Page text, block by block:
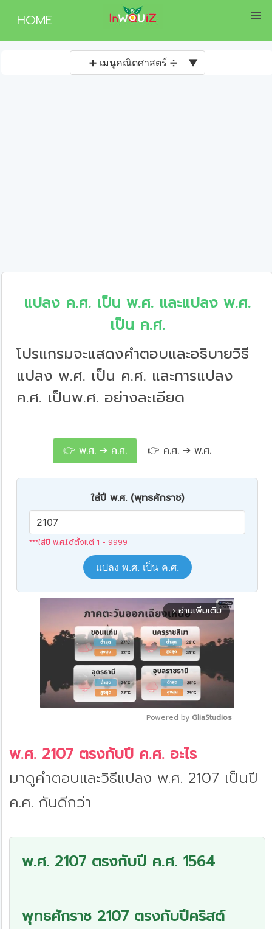
HOME
➕ เมนูคณิตศาสตร์ ➗ ▼
แปลง ค.ศ. เป็น พ.ศ. และแปลง พ.ศ.
เป็น ค.ศ.
โปรแกรมจะแสดงคำตอบและอธิบายวิธี
แปลง พ.ศ. เป็น ค.ศ. และการแปลง
ค.ศ. เป็นพ.ศ. อย่างละเอียด
👉 พ.ศ. ➔ ค.ศ. 👉 ค.ศ. ➔ พ.ศ.
ใส่ปี พ.ศ. (พุทธศักราช)
***ใส่ปี พ.ศ.ได้ตั้งแต่ 1 - 9999
แปลง พ.ศ. เป็น ค.ศ.
arrow_forward_ios อ่านเพิ่มเติม
Powered by GliaStudios
พ.ศ. 2107 ตรงกับปี ค.ศ. อะไร
มาดูคำตอบและวิธีแปลง พ.ศ. 2107 เป็นปี
ค.ศ. กันดีกว่า
พ.ศ. 2107 ตรงกับปี ค.ศ. 1564
พุทธศักราช 2107 ตรงกับปีคริสต์